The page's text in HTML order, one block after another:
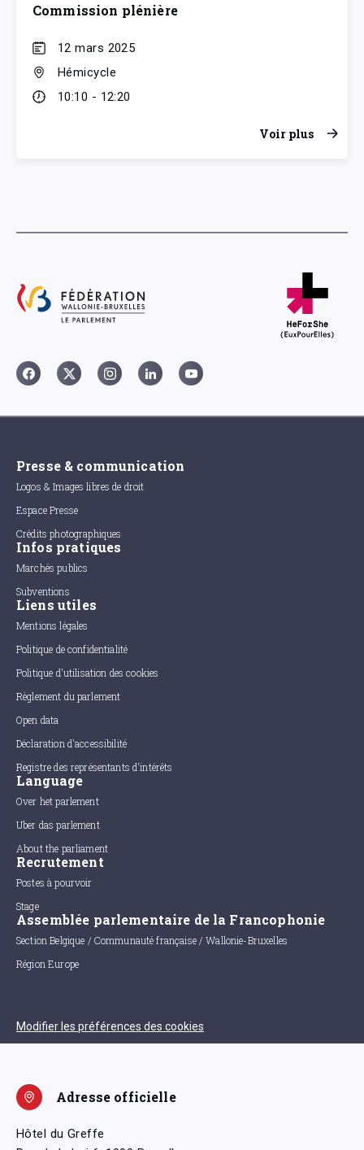
Commission plénière
12 mars 2025
Hémicycle
10:10 - 12:20
Voir plus
Presse & communication
Logos & Images libres de droit
Espace Presse
Crédits photographiques
Infos pratiques
Marchés publics
Subventions
Liens utiles
Mentions légales
Politique de confidentialité
Politique d'utilisation des cookies
Règlement du parlement
Open data
Déclaration d'accessibilité
Registre des représentants d'intérêts
Language
Over het parlement
Uber das parlement
About the parliament
Recrutement
Postes à pourvoir
Stage
Assemblée parlementaire de la Francophonie
Section Belgique / Communauté française / Wallonie-Bruxelles
Région Europe
Modifier les préférences des cookies
Adresse officielle
Hôtel du Greffe